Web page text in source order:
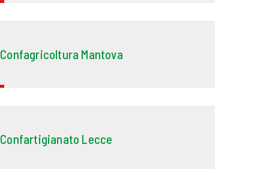
Confagricoltura Mantova
Confartigianato Lecce